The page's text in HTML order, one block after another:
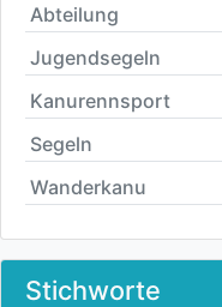
Abteilung
Jugendsegeln
Kanurennsport
Segeln
Wanderkanu
Stichworte